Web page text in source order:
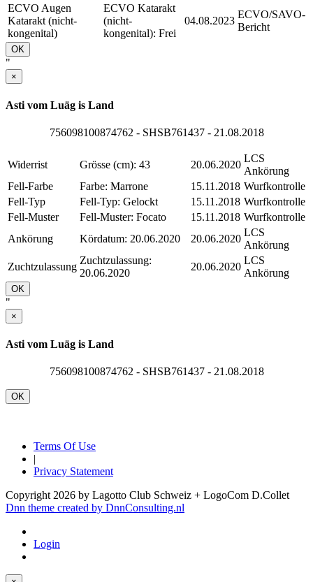
ECVO Augen
Katarakt (nicht-
kongenital)
ECVO Katarakt
(nicht-
kongenital): Frei
04.08.2023
ECVO/SAVO-
Bericht
OK
"
×
Asti vom Luäg is Land
756098100874762 - SHSB761437 - 21.08.2018
Widerrist Grösse (cm): 43 20.06.2020
LCS
Ankörung
Fell-Farbe
Farbe: Marrone 15.11.2018 Wurfkontrolle
Fell-Typ
Fell-Typ: Gelockt 15.11.2018 Wurfkontrolle
Fell-Muster
Fell-Muster: Focato 15.11.2018 Wurfkontrolle
Ankörung
Kördatum: 20.06.2020 20.06.2020
LCS
Ankörung
Zuchtzulassung
Zuchtzulassung:
20.06.2020
20.06.2020
LCS
Ankörung
OK
"
×
Asti vom Luäg is Land
756098100874762 - SHSB761437 - 21.08.2018
OK
Terms Of Use
Privacy Statement
Copyright 2026 by Lagotto Club Schweiz + LogoCom D.Collet
Dnn theme created by DnnConsulting.nl
Login